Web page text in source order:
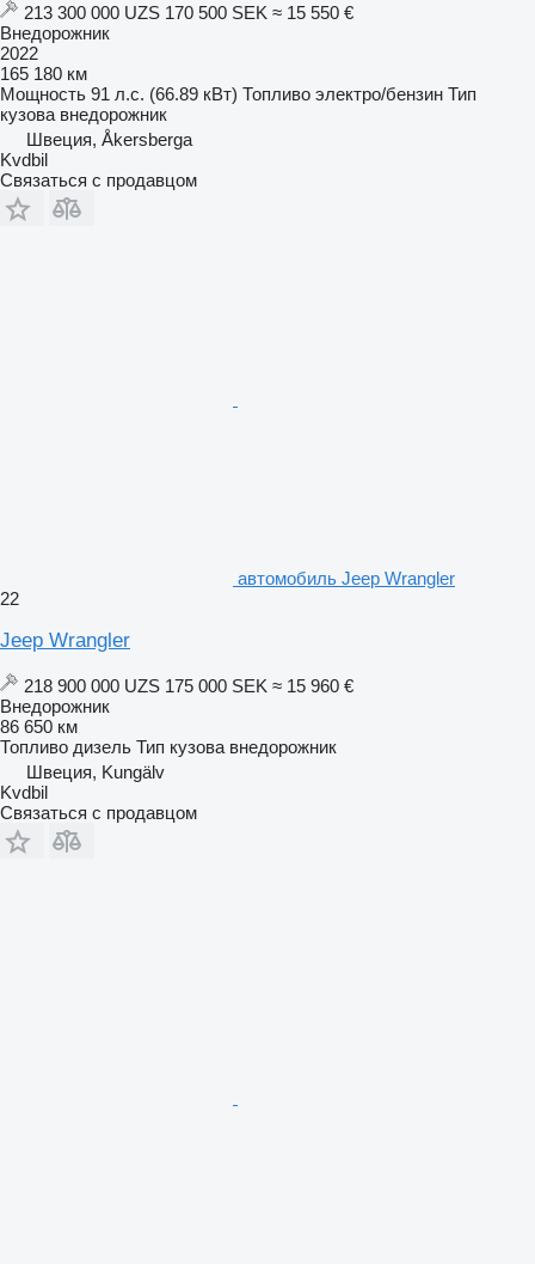
213 300 000 UZS 170 500 SEK ≈ 15 550 €
Внедорожник
2022
165 180 км
Мощность 91 л.с. (66.89 кВт) Топливо электро/бензин Тип
кузова внедорожник
Швеция, Åkersberga
Kvdbil
Связаться с продавцом
автомобиль Jeep Wrangler
22
Jeep Wrangler
218 900 000 UZS 175 000 SEK ≈ 15 960 €
Внедорожник
86 650 км
Топливо дизель Тип кузова внедорожник
Швеция, Kungälv
Kvdbil
Связаться с продавцом